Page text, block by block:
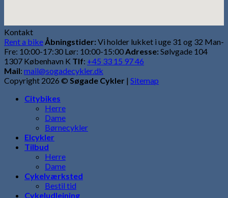
Kontakt
Rent a bikeÅbningstider:Vi holder lukket i uge 31 og 32 Man-
Fre: 10:00-17:30 Lør: 10:00-15:00Adresse:Sølvgade 104
1307 København K Tlf: +45 33 15 97 46
Mail: mail@sogadecykler.dk
Copyright 2026 © Søgade Cykler | Sitemap
Citybikes
Herre
Dame
Børnecykler
Elcykler
Tilbud
Herre
Dame
Cykelværksted
Bestil tid
Cykeludlejning